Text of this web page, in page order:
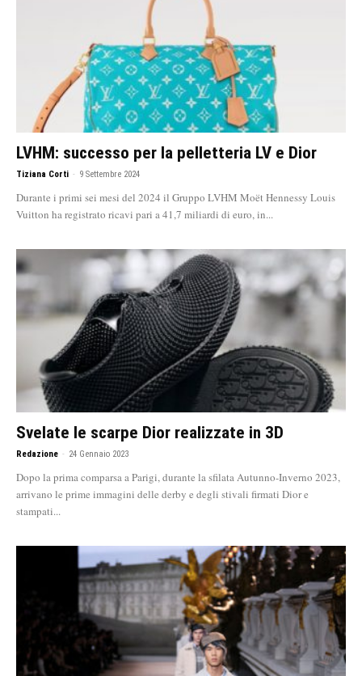
LVHM: successo per la pelletteria LV e Dior
Tiziana Corti - 9 Settembre 2024
Durante i primi sei mesi del 2024 il Gruppo LVHM Moët Hennessy Louis
Vuitton ha registrato ricavi pari a 41,7 miliardi di euro, in...
Svelate le scarpe Dior realizzate in 3D
Redazione - 24 Gennaio 2023
Dopo la prima comparsa a Parigi, durante la sfilata Autunno-Inverno 2023,
arrivano le prime immagini delle derby e degli stivali firmati Dior e
stampati...